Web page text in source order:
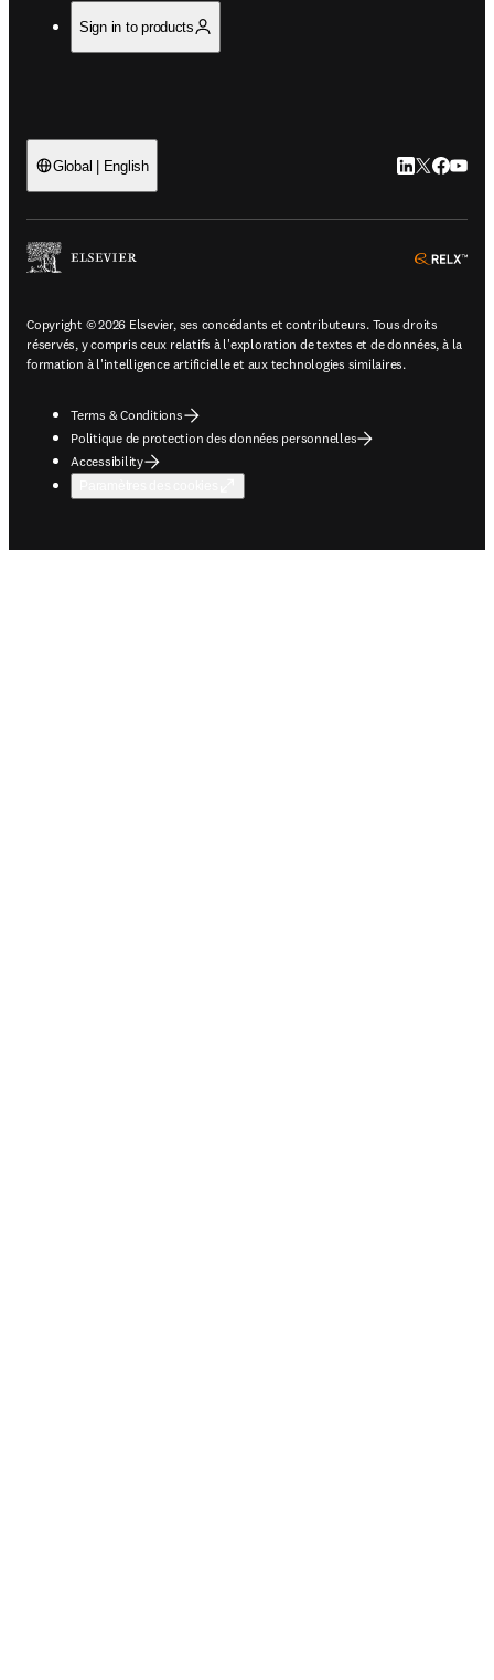
Sign in to products
Global | English LinkedIn
Twitter
Copyright © 2026 Elsevier, ses concédants et contributeurs. Tous droits
réservés, y compris ceux relatifs à l'exploration de textes et de données, à la
formation à l'intelligence artificielle et aux technologies similaires.
Terms & Conditions
Politique de protection des données personnelles
Accessibility